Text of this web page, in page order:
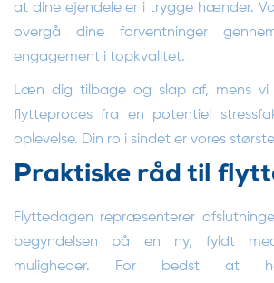
at dine ejendele er i trygge hænder.
overgå dine forventninger
engagement i topkvalitet.
Læn dig tilbage og slap af, mens vi
flytteproces fra en potentiel
oplevelse. Din ro i sindet er vores
Praktiske råd til
Flyttedagen repræsenterer
begyndelsen på en ny, fyldt
muligheder. For bedst at